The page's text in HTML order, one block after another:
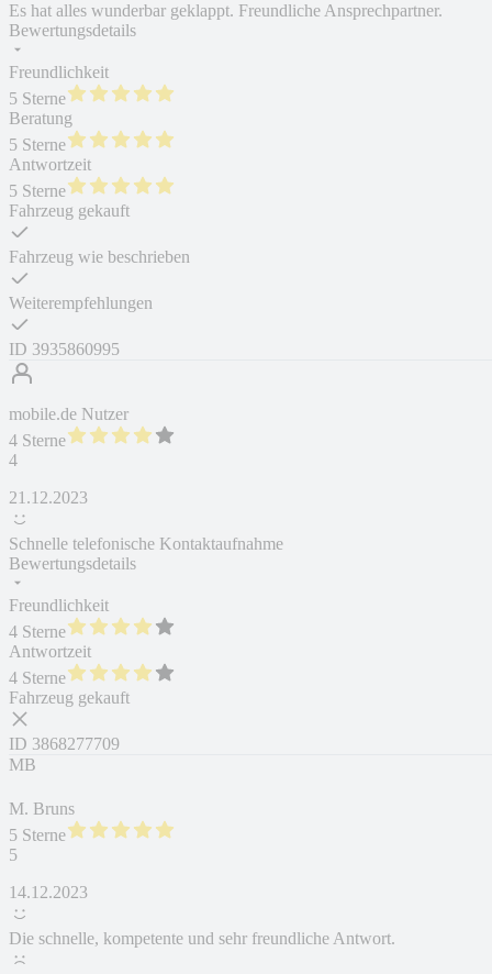
Es hat alles wunderbar geklappt. Freundliche Ansprechpartner.
Bewertungsdetails
Freundlichkeit
5 Sterne
Beratung
5 Sterne
Antwortzeit
5 Sterne
Fahrzeug gekauft
Fahrzeug wie beschrieben
Weiterempfehlungen
ID 3935860995
mobile.de Nutzer
4 Sterne
4
21.12.2023
Schnelle telefonische Kontaktaufnahme
Bewertungsdetails
Freundlichkeit
4 Sterne
Antwortzeit
4 Sterne
Fahrzeug gekauft
ID 3868277709
MB
M. Bruns
5 Sterne
5
14.12.2023
Die schnelle, kompetente und sehr freundliche Antwort.